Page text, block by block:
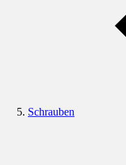
Schrauben